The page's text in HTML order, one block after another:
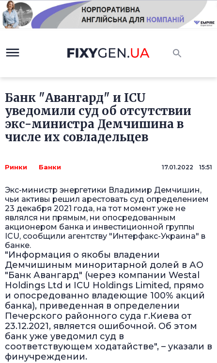
Банк "Авангард" и ICU
уведомили суд об отсутствии
экс-министра Демчишина в
числе их совладельцев
Ринки Банки 17.01.2022 15:51
Экс-министр энергетики Владимир Демчишин,
чьи активы решил арестовать суд определением
23 декабря 2021 года, на тот момент уже не
являлся ни прямым, ни опосредованным
акционером банка и инвестиционной группы
ICU, сообщили агентству "Интерфакс-Украина" в
банке.
"Информация о якобы владении
Демчишиным миноритарной долей в АО
"Банк Авангард" (через компании Westal
Holdings Ltd и ICU Holdings Limited, прямо
и опосредованно владеющие 100% акций
банка), приведенная в определении
Печерского районного суда г.Киева от
23.12.2021, является ошибочной. Об этом
банк уже уведомил суд в
соответствующем ходатайстве", – указали в
финучреждении.